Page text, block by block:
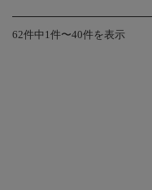
62件中1件〜40件を表示